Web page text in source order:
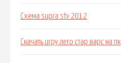
Схема supra stv 2012
Скачать игру лего стар варс на пк